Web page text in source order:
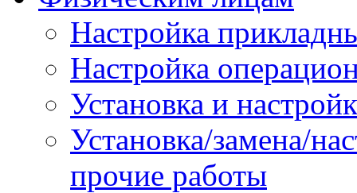
Настройка
Настройка
Установка и
Установка/замена/
прочие работы